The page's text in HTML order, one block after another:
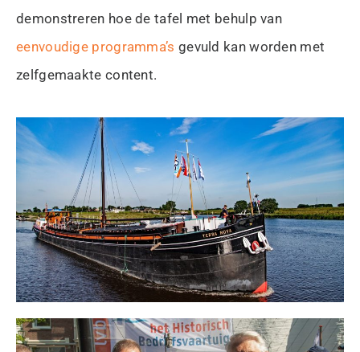
demonstreren hoe de tafel met behulp van
eenvoudige programma’s gevuld kan worden met
zelfgemaakte content.